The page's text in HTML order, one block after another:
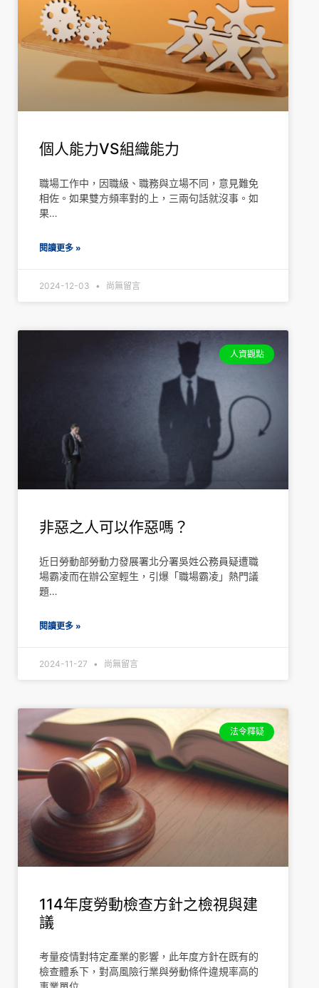
個人能力VS組織能力
職場工作中，因職級、職務與立場不同，意見難免
相佐。如果雙方頻率對的上，三兩句話就沒事。如
果…
閱讀更多 »
2024-12-03 尚無留言
人資觀點
非惡之人可以作惡嗎？
近日勞動部勞動力發展署北分署吳姓公務員疑遭職
場霸凌而在辦公室輕生，引爆「職場霸凌」熱門議
題…
閱讀更多 »
2024-11-27 尚無留言
法令釋疑
114年度勞動檢查方針之檢視與建
議
考量疫情對特定產業的影響，此年度方針在既有的
檢查體系下，對高風險行業與勞動條件違規率高的